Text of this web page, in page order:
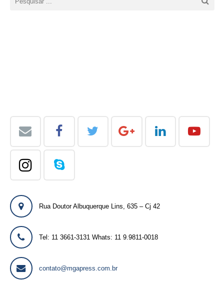
Rua Doutor Albuquerque Lins, 635 – Cj 42
Tel: 11 3661-3131 Whats: 11 9.9811-0018
contato@mgapress.com.br